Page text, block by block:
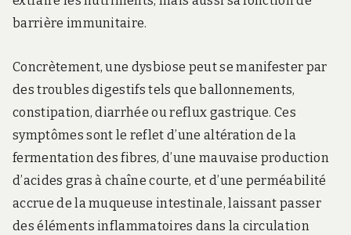
barrière immunitaire.
Concrètement, une dysbiose peut se manifester par
des troubles digestifs tels que ballonnements,
constipation, diarrhée ou reflux gastrique. Ces
symptômes sont le reflet d’une altération de la
fermentation des fibres, d’une mauvaise production
d’acides gras à chaîne courte, et d’une perméabilité
accrue de la muqueuse intestinale, laissant passer
des éléments inflammatoires dans la circulation